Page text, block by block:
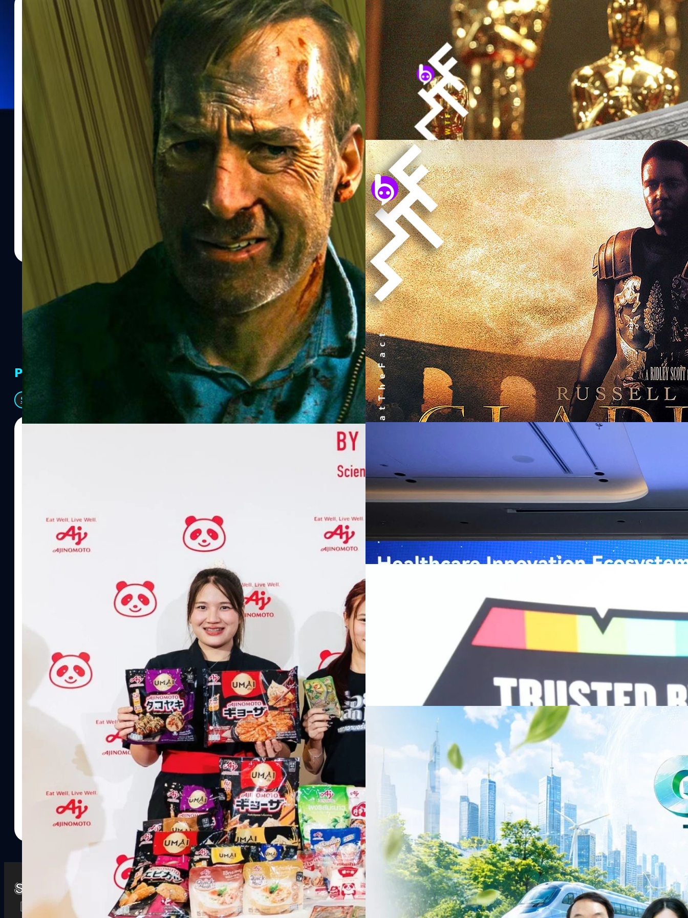
09/01/2024
สุชยา เกษจำรัส| 941 days ago
Connie Nielsen ยืนยัน ‘Nobody 2’ มาแน่ ๆ
คอนนี นีลเซน (Connie Nielsen) ผู้รับบทเป็น "เบคก้า" ภรรยาของ ฮัตช์ แมนเซลล์ ใน 'Nobody' (2021) ให้
สัมภาษณ์กับ Screen Rant ว่าเราจะได้ดู 'Nobody 2' กันอย่างแน่นอน ซึ่งในระหว่างที่เผยข้อมูลนี้ นีลเซนก็
กล่าวยกย่อง บ็อบ โอเดนเคิร์ก (Bob Odenkirk) นักแสดงร่วมของเธอ
13/01/2021
ไม่สนไม่แคร์เสียงนักวิจารณ์ วอร์เนอร์ส่ง Wonder Woman 1984 เข้าชิงออ
สการ์ ภาพยนตร์ยอดเยี่ยม และอีกหลายสาขา
ตามนั้นเลยครับ ไม่ใช่แค่ว่าภาคนี้ทำออกมาได้ขัดใจบรรดานักวิจารณ์แต่ยังได้เสียงตอบรับจากผู้ชมส่วนใหญ่ที่
ค่อนข้างผิดหวังกับภาคนี้ที่หนังค่อนข้างยาวแต่กลับมีฉากแอ็กชันที่น้อย ยิ่งถ้าพิจารณาถึงสถานะหนังที่มี
คุณสมบัติเพียบควรค่าต่อการเข้าชิงตำแหน่ง ภาพยนตร์ยอดเยี่ยม แล้วยิ่งห่างไกล แต่กระนั้นวอร์เนอร์ก็มั่นอก
มั่นใจกับหนังของตัวเอง ไม่สนเสียงวิพากษ์วิจารณ์ใด ๆ ทั้งสิ้น เดินหน้าพร้อมเสนอชื่อ Wonder Woman 1984
เป็นตัวแทนสตูดิโอปีนี้เข้าชิงรางวัลในเวที อคาเดมี่ อวอร์ด ครั้งที่ 93 นี้ รางวัลที่จะเข้าชิงมีดังนี้ครับ ภาพยนตร์
ยอดเยี่ยม, ผู้กำกับยอดเยี่ยม , นักแสดงนำหญิงยอดเยี่ยม, บทภาพยนตร์ดัดแปลงยอดเยี่ยม, และทีมนักแสดง
ยอดเยี่ยม
สุชยา เกษจำรัส | 2032 days ago
Read More
18/03/2020
ครบ 20 ปี Gladiator มาสเตอร์พีซ 5 ออสการ์ ของริดลีย์ สกอตต์
เป็นหนังที่เพียบพร้อมคุณค่าทั้งสาระบันเทิงอีกเรื่อง ที่ยังอยู่ในใจผู้ชมตลอดมา แม้ว่าวันนี้จะมีอายุครบ 20 ปี
แล้วก็ตาม หนังประสบความสำเร็จในทุก ๆ ด้าน ด้านเสียงตอบรับจากนักวิจารณ์หนังได้คะแนนใน
Rottentomatoes.com สูงถึง 76% ด้านรางวัลหนังเข้าชิงออสการ์แบบเป็นประวัติการณ์ มากถึง 12 รางวัล แต่
ก็คว้ามาได้ 5 รางวัล ซึ่งรวมไปถึงรางวัลใหญ่อย่าง ภาพยนตร์ยอดเยี่ยม และนักแสดงนำชายยอดเยี่ยม ด้าน
รายได้ หนังใช้ทุนสร้างไป 103 ล้านเหรียญ ถ้าเทียบอัตรเงินเฟ้อในปีนี้ก็เท่ากับ 154 ล้านเหรียญ กวาดรายได้ทั่ว
โลกไปถึง 460 ล้านเหรียญ เทียบอัตราเงินเฟ้อปีนี้ก็เท่ากับ 691 ล้านเหรียญ เป็นตัวเลขที่สตูดิโอเจ้าของหนัง
ยิ้มแป้นได้เลย จากความสำเร็จอย่างท่วมท้น ทำให้ รัสเซล โครว์ กลายเป็นนักแสดงคู่ขวัญของผู้กำกับ ริดลีย์
สกอตต์ เนื่องจากถูกคอกันดีทำงานกันได้เข้าขา ทำให้มีหนังของคู่นี้ออกมาต่อเนื่องถึง 5 เรื่อง Gladiator
(2000), A Good Year (2006); American Gangster…
สุชยา เกษจำรัส| 2333 days ago
Read More
PR Partners
See All
บริษัท อายิโนะโมะโต๊ะ (ประเทศไทย) จำกัด จัดงาน The Heartbeat by “AminoScience” ร่วมเปิดเผย
แนวคิดการดำเนินธุรกิจและการพัฒนาผลิตภัณฑ์ที่ขับเคลื่อนด้วยเทคโนโลยีทางอาหาร และข้อมูลพฤติกรรม
ผู้บริโภค ท่ามกลางการเติบโตของตลาด Health & Wellness ในประเทศไทย ซึ่งมีมูลค่ามากกว่า 1.5 ล้านล้าน
บาท หรือคิดเป็นสัดส่วนราว 8% ของผลิตภัณฑ์มวลรวมในประเทศ (GDP) กลุ่มธุรกิจเทคโนโลยีและองค์
ความรู้หลักรูปแบบผลิตภัณฑ์ / โซลูชันกลุ่มเป้าหมายหลักNutrition & Well-beingAminoScience (การใช้
ประโยชน์จากกรดอะมิโน)aminoVITAL, AminoNITE,
หัวเว่ยเดินหน้าปฏิวัติวงการสาธารณสุขไทยด้วย AI เปิดตัว 4 นวัตกรรมเปลี่ยน
เกมเร่งเครื่อง AI เพื่อการแพทย์ในประเทศไทย
กรุงเทพฯ, 7 สิงหาคม 2569 — หัวเว่ย จัดงาน “Huawei AI+ Healthcare Summit” ภายใต้งาน Huawei
Thailand Digital & AI Summit 2026 รวมผู้นำด้านนโยบายสาธารณสุข ผู้บริหารโรงพยาบาลชั้นนำ และ
พันธมิตรด้านเทคโนโลยีจากไทยและจีน ร่วมขับเคลื่อนอนาคตของระบบสาธารณสุขไทยด้วยนวัตกรรมและ
ปัญญาประดิษฐ์ (AI) พร้อมประกาศความร่วมมือครั้งสำคัญเพื่อยกระดับ Healthcare Ecosystem ของ
ประเทศอย่างเป็นทางการ นายปีเตอร์ จาง ประธานกลุ่มธุรกิจการศึกษาและสาธารณสุขต่างประเทศ บริษัท หัว
เว่ย เทคโนโลยี่ จำกัด ได้กล่าวถึงความมุ่งมั่นของหัวเว่ยในการสนับสนุนการเปลี่ยนผ่านสู่ยุคดิจิทัลของระบบ
สาธารณสุขไทย และบทบาทของเทคโนโลยี AI ในการยกระดับคุณภาพการให้บริการทางการแพทย์ให้เข้าถึง
ประชาชนได้อย่างทั่วถึงมากขึ้น ภายใต้แนวคิด “AI for Health, Health for All” “วันนี้ปัญญาประดิษฐ์กำลังเข้า
มาเปลี่ยนแปลงอุตสาหกรรมสาธารณสุขอย่างรวดเร็ว หัวเว่ยมีประสบการณ์ตรงจากการพัฒนาแพลตฟอร์ม
หลายแห่งในจีน เราเชื่อมั่นว่าความร่วมมือระหว่างหัวเว่ยกับพันธมิตรไทยในวันนี้จะช่วยผลักดันวิสัยทัศน์…
Read More
Recurring Revenue เร่งเครื่อง New Growth Engine พร้อมจ่ายปันผล 0.10
บริษัท ซินเน็ค (ประเทศไทย) จำกัด (มหาชน) หรือ SYNNEX โชว์ผลการดำเนินงานแข็งแกร่ง กำไรสุทธิ
ไตรมาส 2 และงวด 6 เดือนแรกของปี 2569 เติบโต 17.8% และ 17.7% จากช่วงเดียวกันของปีก่อน สูงกว่าการ
เติบโตของรายได้อย่างมีนัยสำคัญ พร้อมประกาศจ่ายเงินปันผลระหว่างกาล 0.10 บาทต่อหุ้น โดยกำหนดวันที่
ไม่ได้รับสิทธิปันผล (XD) วันที่ 19 สิงหาคม 2569 และกำหนดจ่ายเงินปันผลวันที่ 2 กันยายน 2569 นางสาวสุ
ธิดา มงคลสุธี ประธานเจ้าหน้าที่บริหาร บริษัท ซินเน็ค (ประเทศไทย) จำกัด (มหาชน) เปิดเผยว่า ในช่วงครึ่งปี
แรกบริษัทเดินหน้าขับเคลื่อน Business Transformation อย่างต่อเนื่อง ผ่านการยกระดับจากผู้จัดจำหน่าย
สินค้าไอที สู่การเป็น Digital Infrastructure Platform เพื่อรองรับการเติบโตของเศรษฐกิจ AI โดยมุ่งเพิ่ม
สัดส่วนธุรกิจที่มีมูลค่าเพิ่ม ควบคู่กับการขยายเครือข่ายพันธมิตรเทคโนโลยีระดับโลก…
| 1 days ago
ครบรอบ 6 ปี สำนักข่าว TODAY เปิดเวทีใหญ่ SUSTAIN CITY: THE GREEN
TRANSITION ถกแนวทางปรับตัวสู่เศรษฐกิจสีเขียวอย่างยั่งยืน
เนื่องในโอกาสครบรอบ 6 ปี สำนักข่าว TODAY จัดงาน SUSTAIN CITY: THE GREEN TRANSITION เวทีแลก
เปลี่ยนมุมมองเกี่ยวกับการเปลี่ยนผ่านสู่เศรษฐกิจและสังคมสีเขียว พร้อมนำเสนอแนวทางที่สามารถนำไป
ประยุกต์ใช้ได้จริง จากผู้แทนภาครัฐ ภาคธุรกิจ และผู้เชี่ยวชาญในหลากหลายสาขา ผ่านประเด็นสำคัญว่า
ประเทศไทยควรปรับตัวอย่างไร ? เพื่อเดินหน้าสู่ความยั่งยืนและบรรลุเป้าหมาย Net Zero อย่างเป็นรูปธรรม
ทั้งในมิติของภาครัฐ ภาคธุรกิจ การเงิน และพลังงาน Green Transitioning: Shifting Systemพลิกโครงสร้าง
เศรษฐกิจ ปรับห่วงโซ่คุณค่า และเชื่อมโยงนโยบายกับเทคโนโลยี เพื่อขับเคลื่อนประเทศไทยสู่เศรษฐกิจสีเขียว
โดย ศาสตราจารย์ ดร. ยศชนัน วงศ์สวัสดิ์รองนายกรัฐมนตรีและรัฐมนตรีว่าการกระทรวงการอุดมศึกษา
วิทยาศาสตร์ วิจัยและนวัตกรรม Green Transitioning: Decarbonize Unlockร่วมสำรวจแนวทางที่ภาคธุรกิจ
สามารถนำ Green Tech มาใช้เพื่อลดการปล่อยคาร์บอน และเดินหน้าสู่เป้าหมาย Net Zero พบกับ คุณปัณ
วรรธน์ นิลกิจศรานนท์ รองประธานกรรมการบริหาร ฝ่ายวิศวกรรมโครงสร้างบริษัท…
รัตนาภรณ์ ศรีนวลจันทร์ | 1 days ago
Read More
Watch Tech Biz Game Life SOCIAL MEDIA